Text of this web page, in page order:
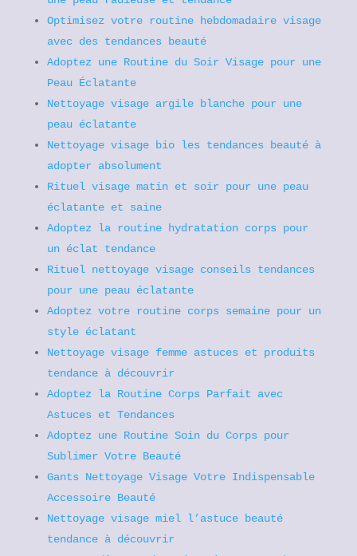
Optimisez votre routine hebdomadaire visage
avec des tendances beauté
Adoptez une Routine du Soir Visage pour une
Peau Éclatante
Nettoyage visage argile blanche pour une
peau éclatante
Nettoyage visage bio les tendances beauté à
adopter absolument
Rituel visage matin et soir pour une peau
éclatante et saine
Adoptez la routine hydratation corps pour
un éclat tendance
Rituel nettoyage visage conseils tendances
pour une peau éclatante
Adoptez votre routine corps semaine pour un
style éclatant
Nettoyage visage femme astuces et produits
tendance à découvrir
Adoptez la Routine Corps Parfait avec
Astuces et Tendances
Adoptez une Routine Soin du Corps pour
Sublimer Votre Beauté
Gants Nettoyage Visage Votre Indispensable
Accessoire Beauté
Nettoyage visage miel l’astuce beauté
tendance à découvrir